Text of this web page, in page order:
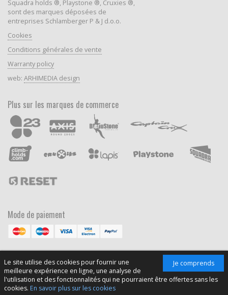
Je comprends
Le site utilise des cookies pour fournir une
meilleure expérience en ligne, une analyse de
l'utilisation et des fonctionnalités qui ne pourraient être offertes sans les
cookies. En savoir plus sur les cookies
Squadra holds ®, Playstone ®, Cruxies ®,
sont des marques déposées de
entreprises Schlamberger P & J d.o.o.
Cookies
Conditions générales de vente
Warranty policy
web: ARHIMEDIA design
Plus sur les marques de commerce
Mode de paiement